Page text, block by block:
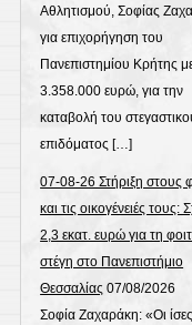
Αθλητισμού, Σοφίας
για επιχορήγηση του
Πανεπιστημίου Κρήτης
3.358.000 ευρώ, για την
καταβολή του
επιδόματος […]
07-08-26 Στήριξη στους
και τις οικογένειές τους:
2,3 εκατ. ευρώ για τη
στέγη στο Πανεπιστήμιο
Θεσσαλίας 07/08/2026
Σοφία Ζαχαράκη: «Οι ίσες